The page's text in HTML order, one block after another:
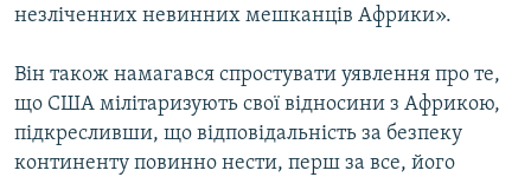
незліченних невинних мешканців Африки».
Він також намагався спростувати уявлення про те,
що США мілітаризують свої відносини з Африкою,
підкресливши, що відповідальність за безпеку
континенту повинно нести, перш за все, його